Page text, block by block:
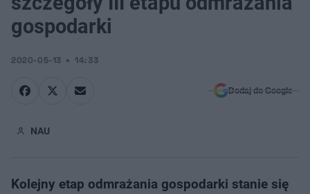
gospodarki
2020-05-13 14:33
Dodaj do Google
NAU
Kolejny etap odmrażania gospodarki stanie się